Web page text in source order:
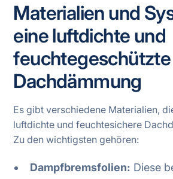
Materialien und
eine luftdichte und
feuchtegeschützte
Dachdämmung
Es gibt verschiedene Materialien,
luftdichte und feuchtesichere
Zu den wichtigsten gehören:
Dampfbremsfolien: Diese